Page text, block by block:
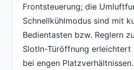
Frontsteuerung; die
Schnellkühlmodus sind mit
Bedientasten bzw. Reglern
SlotIn-Türöffnung erleichtert
bei engen